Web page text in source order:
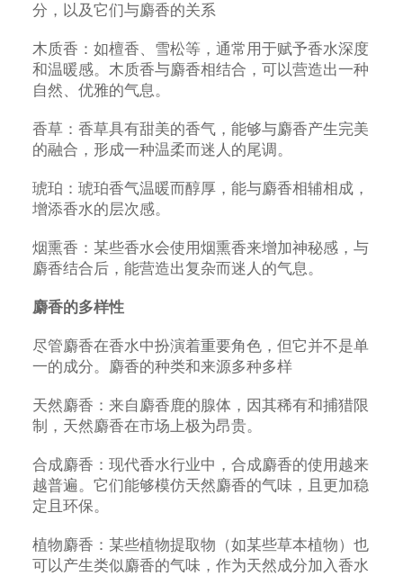
分，以及它们与麝香的关系
木质香：如檀香、雪松等，通常用于赋予香水深度
和温暖感。木质香与麝香相结合，可以营造出一种
自然、优雅的气息。
香草：香草具有甜美的香气，能够与麝香产生完美
的融合，形成一种温柔而迷人的尾调。
琥珀：琥珀香气温暖而醇厚，能与麝香相辅相成，
增添香水的层次感。
烟熏香：某些香水会使用烟熏香来增加神秘感，与
麝香结合后，能营造出复杂而迷人的气息。
麝香的多样性
尽管麝香在香水中扮演着重要角色，但它并不是单
一的成分。麝香的种类和来源多种多样
天然麝香：来自麝香鹿的腺体，因其稀有和捕猎限
制，天然麝香在市场上极为昂贵。
合成麝香：现代香水行业中，合成麝香的使用越来
越普遍。它们能够模仿天然麝香的气味，且更加稳
定且环保。
植物麝香：某些植物提取物（如某些草本植物）也
可以产生类似麝香的气味，作为天然成分加入香水